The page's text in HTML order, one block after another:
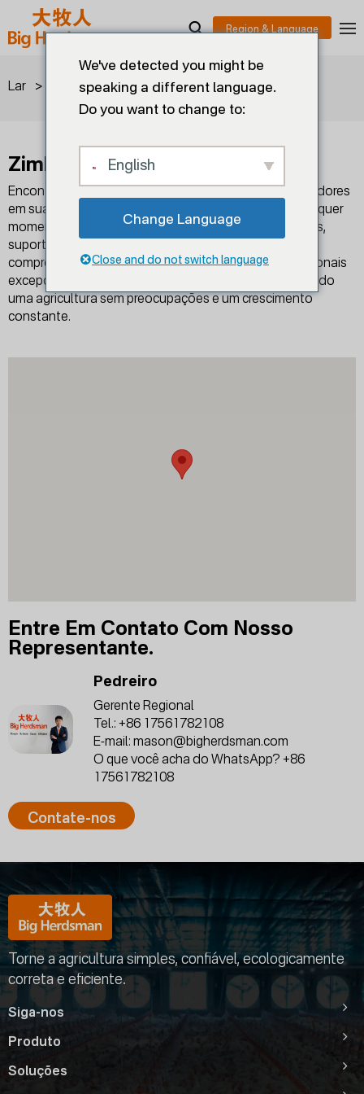
Lar > Concessionários > Zimbábue
Zimbábue
Encontre nossos representantes de vendas e distribuidores
em sua região aqui e entre em contato conosco a qualquer
momento para obter mais informações sobre produtos,
suporte técnico e serviços. A Big Herdsman tem o
compromisso de fornecer produtos e serviços profissionais
excepcionais para a indústria pecuária global, garantindo
uma agricultura sem preocupações e um crescimento
constante.
Entre Em Contato Com Nosso
Representante.
Pedreiro
Gerente Regional
Tel.: +86 17561782108
E-mail: mason@bigherdsman.com
O que você acha do WhatsApp? +86
17561782108
Contate-nos
Torne a agricultura simples, confiável, ecologicamente
correta e eficiente.
Siga-nos
Produto
Soluções
We've detected you might be
speaking a different language.
Do you want to change to:
English
Change Language
Close and do not switch language